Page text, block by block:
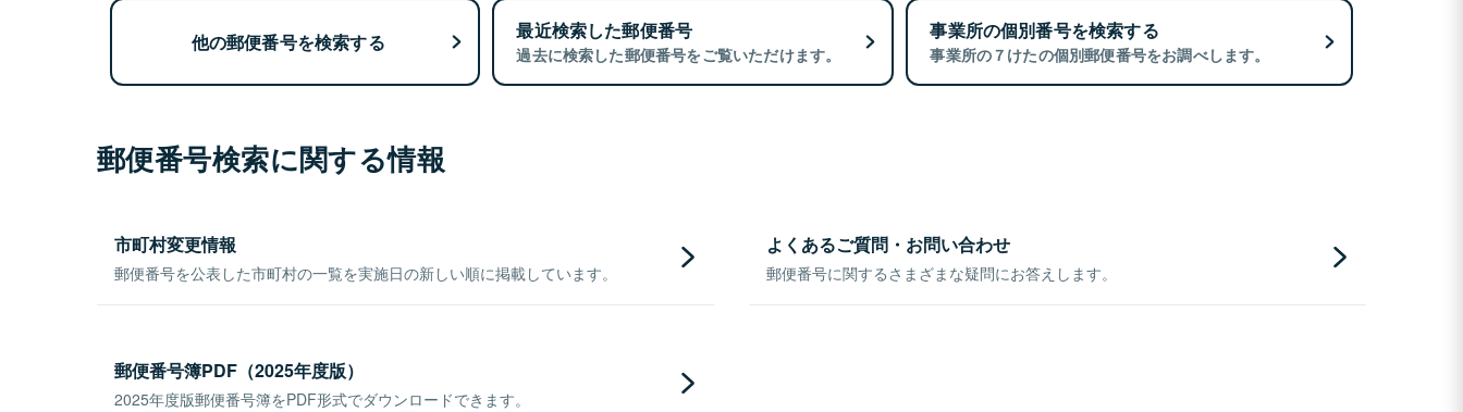
他の郵便番号を検索する 最近検索した郵便番号
過去に検索した郵便番号をご覧いただけます。
事業所の個別番号を検索する
事業所の７けたの個別郵便番号をお調べします。
郵便番号検索に関する情報
市町村変更情報
郵便番号を公表した市町村の一覧を実施日の新しい順に掲載しています。
よくあるご質問・お問い合わせ
郵便番号に関するさまざまな疑問にお答えします。
郵便番号簿PDF（2025年度版）
2025年度版郵便番号簿をPDF形式でダウンロードできます。